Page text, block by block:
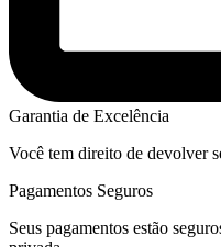
Garantia de Excelência
Você tem direito de devolver
Pagamentos Seguros
Seus pagamentos estão